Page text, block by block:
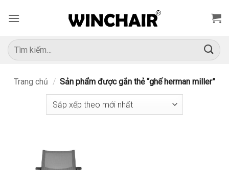
qua
dung
Tìm
kiếm:
Trang chủ / Sản phẩm được gắn thẻ “ghế herman miller”